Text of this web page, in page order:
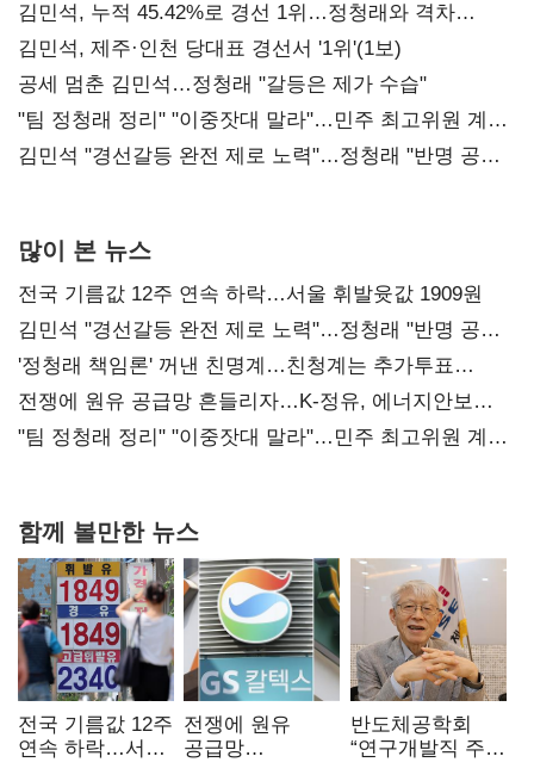
김민석, 누적 45.42%로 경선 1위…정청래와 격차
0.86%p(2보)
김민석, 제주·인천 당대표 경선서 '1위'(1보)
공세 멈춘 김민석…정청래 "갈등은 제가 수습"
"팀 정청래 정리" "이중잣대 말라"…민주 최고위원 계파
다툼 격화
김민석 "경선갈등 완전 제로 노력"…정청래 "반명 공세
많이 본 뉴스
전국 기름값 12주 연속 하락…서울 휘발윳값 1909원
김민석 "경선갈등 완전 제로 노력"…정청래 "반명 공세
사과부터"
'정청래 책임론' 꺼낸 친명계…친청계는 추가투표
때리기
전쟁에 원유 공급망 흔들리자…K-정유, 에너지안보
핵심으로 재부상
"팀 정청래 정리" "이중잣대 말라"…민주 최고위원 계파
함께 볼만한 뉴스
전국 기름값 12주
연속 하락…서울
전쟁에 원유
공급망
반도체공학회
“연구개발직 주